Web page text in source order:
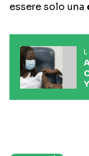
essere solo una